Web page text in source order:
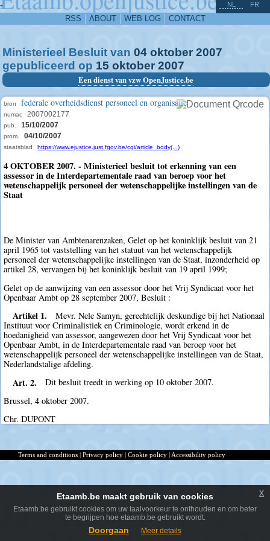
-
RSS ABOUT WEB LOG CONTACT
NL FR
Ministerieel Besluit van 04 oktober 2007
gepubliceerd op 15 oktober 2007
Een dienst van vzw OpenJustice.be
bron federale overheidsdienst personeel en organisatie
numac 2007002177
pub. 15/10/2007
prom. 04/10/2007
staatsblad https://www.ejustice.just.fgov.be/cgi/article_body(...)
4 OKTOBER 2007. - Ministerieel besluit tot erkenning van een
assessor in de Interdepartementale raad van beroep voor het
wetenschappelijk personeel der wetenschappelijke instellingen van de
Staat
De Minister van Ambtenarenzaken, Gelet op het koninklijk besluit van 21
april 1965 tot vaststelling van het statuut van het wetenschappelijk
personeel der wetenschappelijke instellingen van de Staat, inzonderheid op
artikel 28, vervangen bij het koninklijk besluit van 19 april 1999;
Gelet op de aanwijzing van een assessor door het Vrij Syndicaat voor het
Openbaar Ambt op 28 september 2007, Besluit :
Artikel 1.
Mevr. Nele Samyn, gerechtelijk deskundige bij het Nationaal
Instituut voor Criminalistiek en Criminologie, wordt erkend in de
hoedanigheid van assessor, aangewezen door het Vrij Syndicaat voor het
Openbaar Ambt, in de Interdepartementale raad van beroep voor het
wetenschappelijk personeel der wetenschappelijke instellingen van de Staat,
Nederlandstalige afdeling.
Art. 2.
Dit besluit treedt in werking op 10 oktober 2007.
Brussel, 4 oktober 2007.
Chr. DUPONT
^
Terms and conditions | Privacy policy | Cookie policy | Accessibility policy
Etaamb.be maakt gebruik van cookies
Etaamb.be gebruikt cookies om uw taalvoorkeur te onthouden en om beter
te begrijpen hoe etaamb.be gebruikt wordt.
Doorgaan Meer details
x